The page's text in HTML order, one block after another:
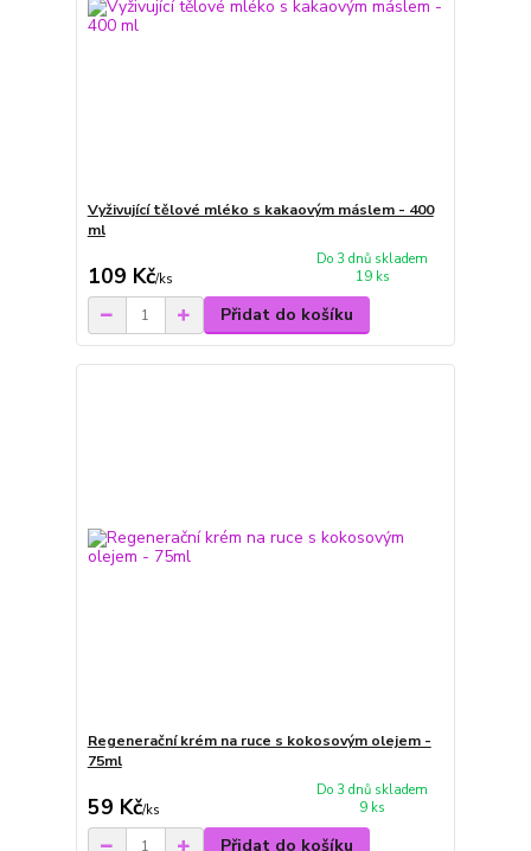
Vyživující tělové mléko s kakaovým máslem - 400
ml
109 Kč/ks
Do 3 dnů skladem
19 ks
Přidat do košíku
Regenerační krém na ruce s kokosovým olejem -
75ml
59 Kč/ks
Do 3 dnů skladem
9 ks
Přidat do košíku